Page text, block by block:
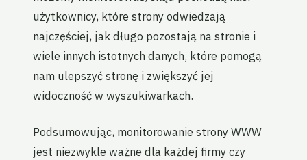
użytkownicy, które strony odwiedzają
najczęściej, jak długo pozostają na stronie i
wiele innych istotnych danych, które pomogą
nam ulepszyć stronę i zwiększyć jej
widoczność w wyszukiwarkach.
Podsumowując, monitorowanie strony WWW
jest niezwykle ważne dla każdej firmy czy